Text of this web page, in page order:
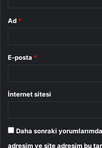
Ad *
E-posta *
İnternet sitesi
Daha sonraki
adresim ve site adresim bu